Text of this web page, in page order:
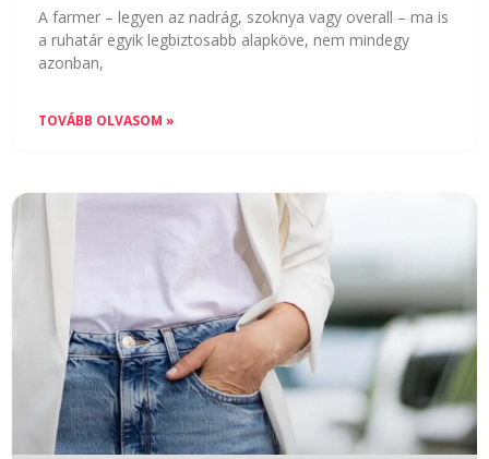
A farmer – legyen az nadrág, szoknya vagy overall – ma is
a ruhatár egyik legbiztosabb alapköve, nem mindegy
azonban,
TOVÁBB OLVASOM »